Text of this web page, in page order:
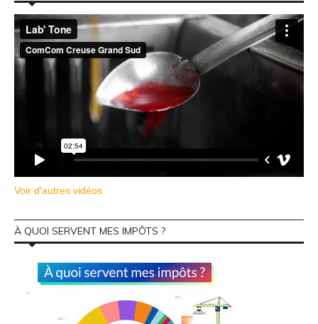
Voir d'autres vidéos
À QUOI SERVENT MES IMPÔTS ?